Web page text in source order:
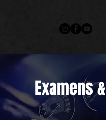
Examens